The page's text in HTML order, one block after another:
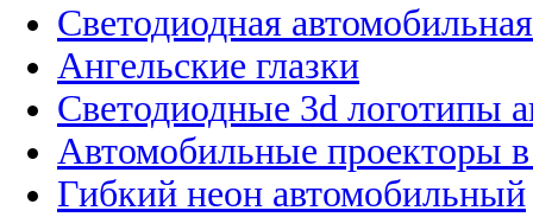
Светодиодная
Ангельские глазки
Светодиодные 3d логотипы
Автомобильные проекторы
Гибкий неон автомобильный